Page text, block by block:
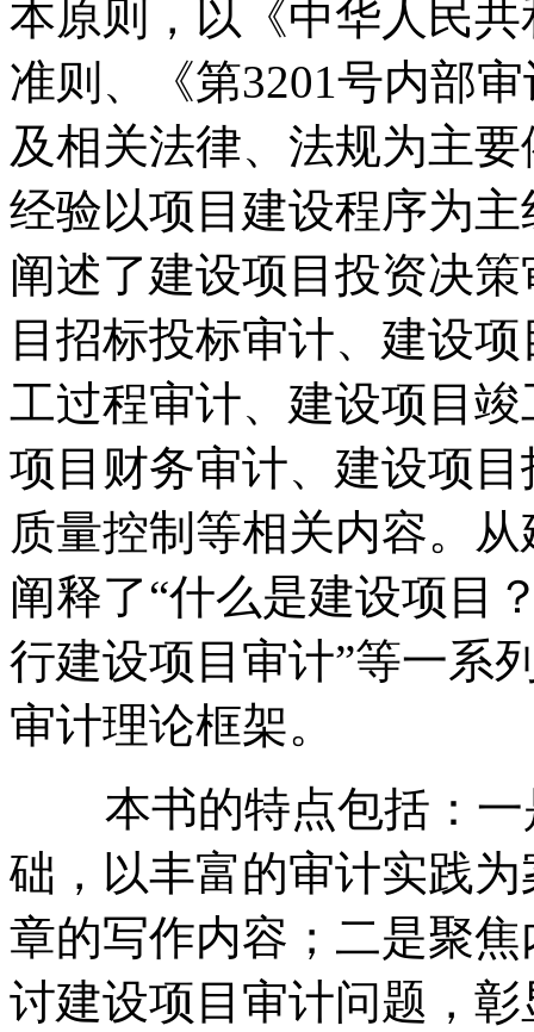
本原则，以《中华人民
准则、《第3201号内部
及相关法律、法规为主
经验以项目建设程序为
阐述了建设项目投资决
目招标投标审计、建设
工过程审计、建设项目
项目财务审计、建设项
质量控制等相关内容。
阐释了“什么是建设项目
行建设项目审计”等一系
审计理论框架。
本书的特点包括：一
础，以丰富的审计实践
章的写作内容；二是聚
讨建设项目审计问题，